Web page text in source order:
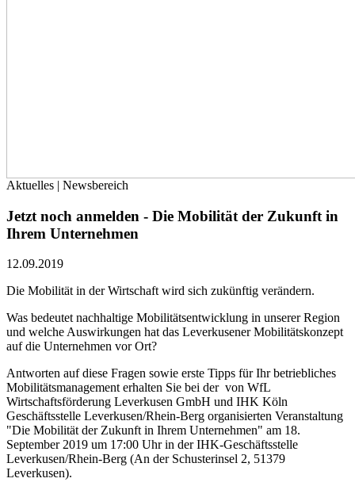
Aktuelles | Newsbereich
Jetzt noch anmelden - Die Mobilität der Zukunft in
Ihrem Unternehmen
12.09.2019
Die Mobilität in der Wirtschaft wird sich zukünftig verändern.
Was bedeutet nachhaltige Mobilitätsentwicklung in unserer Region
und welche Auswirkungen hat das Leverkusener Mobilitätskonzept
auf die Unternehmen vor Ort?
Antworten auf diese Fragen sowie erste Tipps für Ihr betriebliches
Mobilitätsmanagement erhalten Sie bei der von WfL
Wirtschaftsförderung Leverkusen GmbH und IHK Köln
Geschäftsstelle Leverkusen/Rhein-Berg organisierten Veranstaltung
"Die Mobilität der Zukunft in Ihrem Unternehmen" am 18.
September 2019 um 17:00 Uhr in der IHK-Geschäftsstelle
Leverkusen/Rhein-Berg (An der Schusterinsel 2, 51379
Leverkusen).